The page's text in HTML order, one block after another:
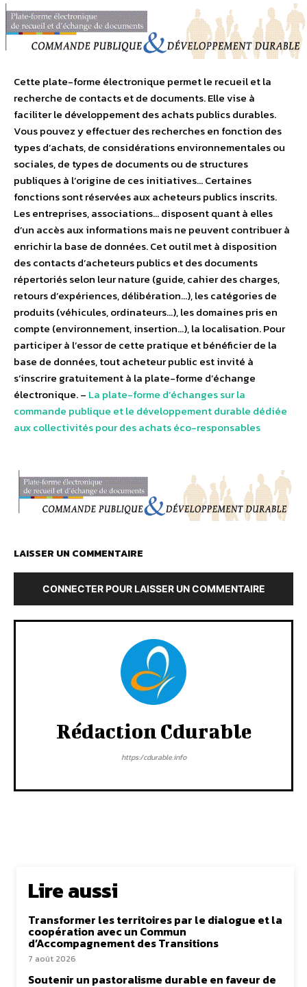
Cette plate-forme électronique permet le recueil et la
recherche de contacts et de documents. Elle vise à
faciliter le développement des achats publics durables.
Vous pouvez y effectuer des recherches en fonction des
types d’achats, de considérations environnementales ou
sociales, de types de documents ou de structures
publiques à l’origine de ces initiatives… Certaines
fonctions sont réservées aux acheteurs publics inscrits.
Les entreprises, associations… disposent quant à elles
d’un accès aux informations mais ne peuvent contribuer à
enrichir la base de données. Cet outil met à disposition
des contacts d’acheteurs publics et des documents
répertoriés selon leur nature (guide, cahier des charges,
retours d’expériences, délibération…), les catégories de
produits (véhicules, ordinateurs…), les domaines pris en
compte (environnement, insertion…), la localisation. Pour
participer à l’essor de cette pratique et bénéficier de la
base de données, tout acheteur public est invité à
s’inscrire gratuitement à la plate-forme d’échange
électronique. – La plate-forme d’échanges sur la
commande publique et le développement durable dédiée
aux collectivités pour des achats éco-responsables
LAISSER UN COMMENTAIRE
CONNECTER POUR LAISSER UN COMMENTAIRE
Rédaction Cdurable
https:/cdurable.info
Lire aussi
Transformer les territoires par le dialogue et la
coopération avec un Commun
d’Accompagnement des Transitions
7 août 2026
Soutenir un pastoralisme durable en faveur de